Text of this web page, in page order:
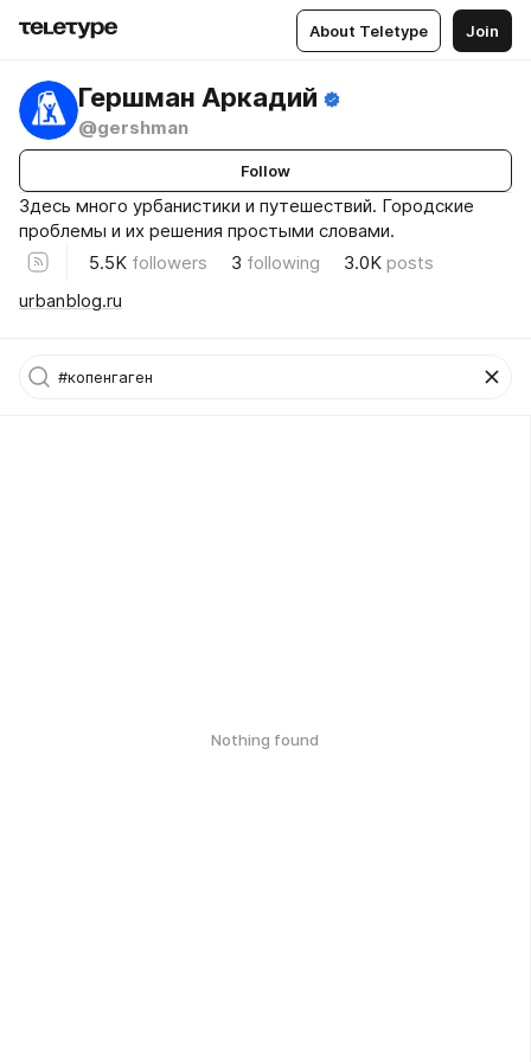
About Teletype Join
Гершман Аркадий
@gershman
Follow
Здесь много урбанистики и путешествий. Городские
проблемы и их решения простыми словами.
5.5K followers 3 following 3.0K posts
urbanblog.ru
Nothing found